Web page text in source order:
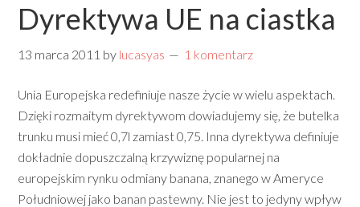
Dyrektywa UE na ciastka
13 marca 2011 by lucasyas 1 komentarz
Unia Europejska redefiniuje nasze życie w wielu aspektach.
Dzięki rozmaitym dyrektywom dowiadujemy się, że butelka
trunku musi mieć 0,7l zamiast 0,75. Inna dyrektywa definiuje
dokładnie dopuszczalną krzywiznę popularnej na
europejskim rynku odmiany banana, znanego w Ameryce
Południowej jako banan pastewny. Nie jest to jedyny wpływ